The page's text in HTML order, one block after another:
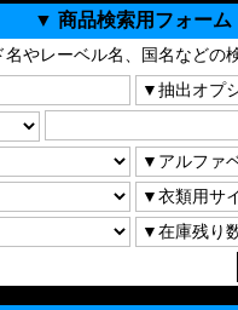
▼ 商品検索用フォーム
名やレーベル名、国名などの